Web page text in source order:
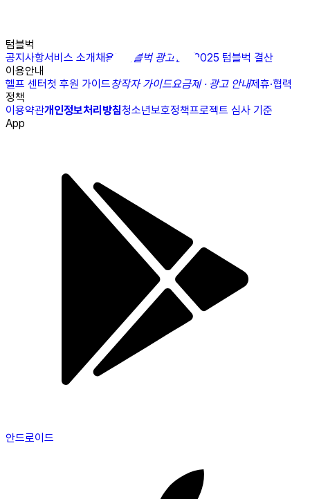
텀블벅
공지사항서비스 소개채용N 텀블벅 광고센터
2025 텀블벅 결산
이용안내
헬프 센터첫 후원 가이드창작자 가이드요금제 · 광고 안내제휴·협력
정책
이용약관개인정보처리방침청소년보호정책프로젝트 심사 기준
App
안드로이드